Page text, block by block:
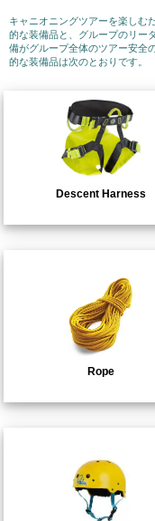
キャニオニングツアーを楽しむ
的な装備品と、グループのリー
備がグループ全体のツアー安全
的な装備品は次のとおりです。
Descent Harness
Rope